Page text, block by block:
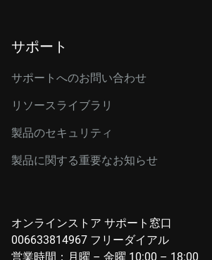
サポート
サポートへのお問い合わせ
リソースライブラリ
製品のセキュリティ
製品に関する重要なお知らせ
オンラインストア サポート窓口
006633814967 フリーダイアル
営業時間：月曜 – 金曜 10:00 – 18:00